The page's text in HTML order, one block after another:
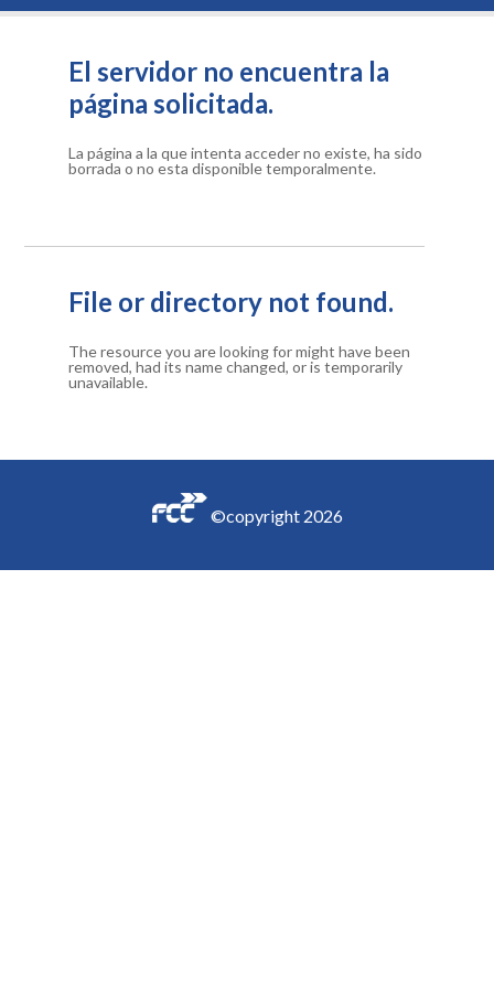
El servidor no encuentra la
página solicitada.
La página a la que intenta acceder no existe, ha sido
borrada o no esta disponible temporalmente.
File or directory not found.
The resource you are looking for might have been
removed, had its name changed, or is temporarily
unavailable.
©copyright 2026